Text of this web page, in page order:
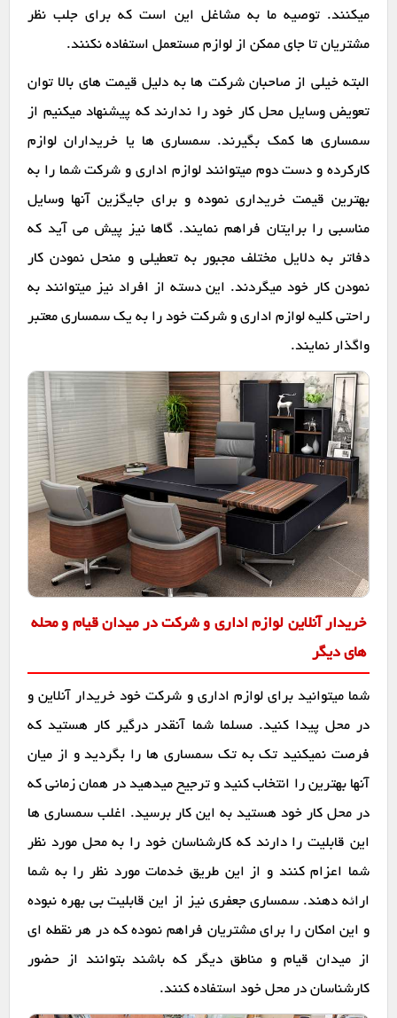
میکنند. توصیه ما به مشاغل این است که برای جلب نظر
مشتریان تا جای ممکن از لوازم مستعمل استفاده نکنند.
البته خیلی از صاحبان شرکت ها به دلیل قیمت های بالا توان
تعویض وسایل محل کار خود را ندارند که پیشنهاد میکنیم از
سمساری ها کمک بگیرند. سمساری ها یا خریداران لوازم
کارکرده و دست دوم میتوانند لوازم اداری و شرکت شما را به
بهترین قیمت خریداری نموده و برای جایگزین آنها وسایل
مناسبی را برایتان فراهم نمایند. گاها نیز پیش می آید که
دفاتر به دلایل مختلف مجبور به تعطیلی و منحل نمودن کار
نمودن کار خود میگردند. این دسته از افراد نیز میتوانند به
راحتی کلیه لوازم اداری و شرکت خود را به یک سمساری معتبر
واگذار نمایند.
خریدار آنلاین لوازم اداری و شرکت در میدان قیام و محله
های دیگر
شما میتوانید برای لوازم اداری و شرکت خود خریدار آنلاین و
در محل پیدا کنید. مسلما شما آنقدر درگیر کار هستید که
فرصت نمیکنید تک به تک سمساری ها را بگردید و از میان
آنها بهترین را انتخاب کنید و ترجیح میدهید در همان زمانی که
در محل کار خود هستید به این کار برسید. اغلب سمساری ها
این قابلیت را دارند که کارشناسان خود را به محل مورد نظر
شما اعزام کنند و از این طریق خدمات مورد نظر را به شما
ارائه دهند. سمساری جعفری نیز از این قابلیت بی بهره نبوده
و این امکان را برای مشتریان فراهم نموده که در هر نقطه ای
از میدان قیام و مناطق دیگر که باشند بتوانند از حضور
کارشناسان در محل خود استفاده کنند.